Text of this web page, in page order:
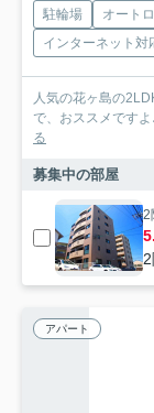
駐輪場 オート
インターネット対
人気の花ヶ島の
で、おススメです
る
募集中の部屋
2
アパート